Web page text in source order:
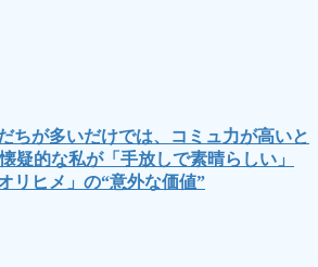
ちが多いだけでは、コミュ力が高いと
的な私が「手放しで素晴らしい」
リヒメ」の“意外な価値”